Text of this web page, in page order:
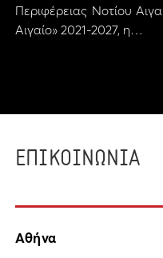
Περιφέρειας Νοτίου
Αιγαίο» 2021-2027, η…
ΕΠΙΚΟΙΝΩΝΙΑ
Αθήνα